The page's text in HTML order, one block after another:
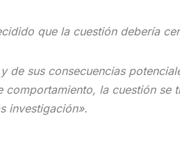
que la cuestión debería
sus consecuencias
la cuestión se
investigación».